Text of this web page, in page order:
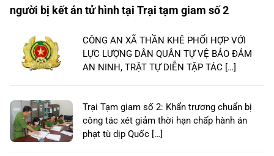
người bị kết án tử hình tại Trại tạm giam số 2
CÔNG AN XÃ THẦN KHÊ PHỐI HỢP VỚI
LỰC LƯỢNG DÂN QUÂN TỰ VỆ BẢO ĐẢM
AN NINH, TRẬT TỰ DIỄN TẬP TÁC […]
Trại Tạm giam số 2: Khẩn trương chuẩn bị
công tác xét giảm thời hạn chấp hành án
phạt tù dịp Quốc […]